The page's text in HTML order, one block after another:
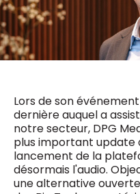
Lors de son
dernière auquel a
notre secteur, DPG
plus important update
lancement de la
désormais l'audio.
une alternative
0498 88 64 89
f.bouchar@mm.be
Chief Editor
g.byl@mm.be
Chief Editor
Damien Lemaire
0477 37 31 65
d.lemaire@mm.be
NOTRE
Daily
5 x week
1 x week
1 x week
10 x year
10 x year